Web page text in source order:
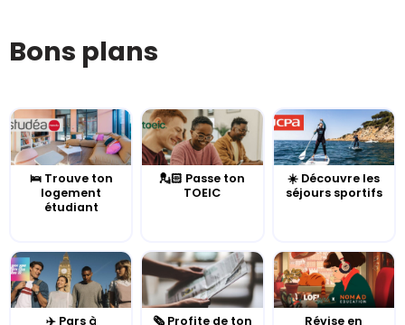
Bons plans
🛌 Trouve ton
logement
étudiant
💂🏻 Passe ton
TOEIC
☀️ Découvre les
séjours sportifs
✈️ Pars à
🗞️ Profite de ton
Révise en